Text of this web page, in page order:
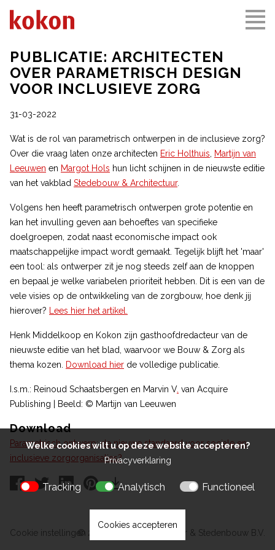
Welke cookies wilt u op deze website accepteren?
Privacyverklaring
Tracking Analytisch Functioneel
Cookies accepteren
PUBLICATIE: ARCHITECTEN
OVER PARAMETRISCH DESIGN
VOOR INCLUSIEVE ZORG
31-03-2022
Wat is de rol van parametrisch ontwerpen in de inclusieve zorg?
Over die vraag laten onze architecten Eric Holthuis
Martijn van
Leeuwen en Margot Hols hun licht schijnen in de nieuwste editie
van het vakblad Stedebouw & Architectuur.
Volgens hen heeft parametrisch ontwerpen grote potentie en
kan het invulling geven aan behoeftes van specifieke
doelgroepen, zodat naast economische impact ook
maatschappelijke impact wordt gemaakt. Tegelijk blijft het 'maar'
een tool: als ontwerper zit je nog steeds zelf aan de knoppen
en bepaal je welke variabelen prioriteit hebben. Dit is een van de
vele visies op de ontwikkeling van de zorgbouw, hoe denk jij
hierover?
Lees hier het artikel.
Henk Middelkoop en Kokon zijn gasthoofdredacteur van de
nieuwste editie van het blad, waarvoor we Bouw & Zorg als
thema kozen.
Download hier de volledige publicatie.
I.s.m.: Reinoud Schaatsbergen en Marvin V. van Acquire
Publishing | Beeld: © Martijn van Leeuwen
Download
Parametrisch ontwerp: de nieuwe standaard voor sociale en
inclusieve zorgorganisaties?
Cookie instellingen© 2026 Kokon Architectuur & Stedenbouw B.V.